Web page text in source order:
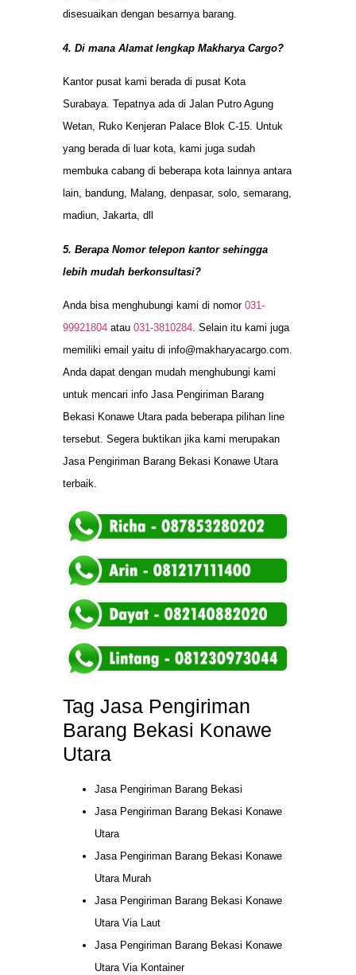
disesuaikan dengan besarnya barang.
4. Di mana Alamat lengkap Makharya Cargo?
Kantor pusat kami berada di pusat Kota
Surabaya. Tepatnya ada di Jalan Putro Agung
Wetan, Ruko Kenjeran Palace Blok C-15. Untuk
yang berada di luar kota, kami juga sudah
membuka cabang di beberapa kota lainnya antara
lain, bandung, Malang, denpasar, solo, semarang,
madiun, Jakarta, dll
5. Berapa Nomor telepon kantor sehingga
lebih mudah berkonsultasi?
Anda bisa menghubungi kami di nomor 031-
99921804 atau 031-3810284. Selain itu kami juga
memiliki email yaitu di info@makharyacargo.com.
Anda dapat dengan mudah menghubungi kami
untuk mencari info Jasa Pengiriman Barang
Bekasi Konawe Utara pada beberapa pilihan line
tersebut. Segera buktikan jika kami merupakan
Jasa Pengiriman Barang Bekasi Konawe Utara
terbaik.
Tag Jasa Pengiriman
Barang Bekasi Konawe
Utara
Jasa Pengiriman Barang Bekasi
Jasa Pengiriman Barang Bekasi Konawe
Utara
Jasa Pengiriman Barang Bekasi Konawe
Utara Murah
Jasa Pengiriman Barang Bekasi Konawe
Utara Via Laut
Jasa Pengiriman Barang Bekasi Konawe
Utara Via Kontainer